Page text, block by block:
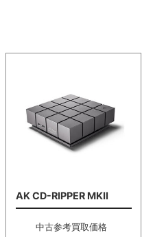
AK CD-RIPPER MKII
中古参考買取価格